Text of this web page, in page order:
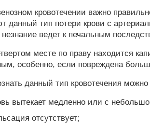
кровотечении важно
данный тип потери крови с
незнание ведет к печальным
месте по праву находится
особенно, если повреждена
данный тип кровотечения
вытекает медленно или с
отсутствует;